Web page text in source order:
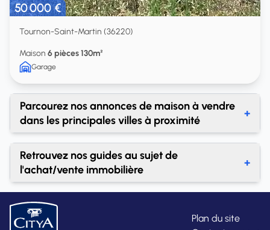
50 000 €
Tournon-Saint-Martin (36220)
Maison 6 pièces 130m²
Garage
Parcourez nos annonces de maison à vendre
dans les principales villes à proximité
+
Achat maison Pouligny-Saint-Pierre
Achat maison Sauzelles
Achat maison Le Blanc
Achat maison La Roche-Posay
Retrouvez nos guides au sujet de
l'achat/vente immobilière
+
À quel prix dois-je vendre mon bien ?
A quel prix vendre un terrain à un promoteur ?
Plan du site